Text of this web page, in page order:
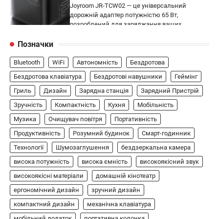
Joyroom JR-TCW02 — це універсальний
дорожній адаптер потужністю 65 Вт,
розроблений для заряджання ваших
5
Бездротовий контролер 8BitDo Lite
SE 2.4G для Xbox
В'ячеслав 2024-09-03
8BitDo Lite SE 2.4G — це компактний
бездротовий контролер, розроблений
спеціально для Xbox. Завдяки своєму…
АУДІО КОЛОНКИ
Бездротова колонка LG XBOOM Go
XG2T
В'ячеслав 2024-09-07
LG XBOOM Go XG2T — це компактна
бездротова колонка, яка поєднує в собі
Позначки
Bluetooth WiFi Автономність
Бездротова
Бездротова клавіатура
Бездротові навушники
Геймінг
Гриль
Дизайн Зарядна станція
Зарядний Пристрій
Зручність
Компактність Кухня
Мобільність
Музика
Очищувач повітря
Портативність
Продуктивність
Розумний будинок
Смарт-годинник
Технології
Шумозаглушення
бездзеркальна камера
висока потужність
висока ємність
високоякісний звук
високоякісні матеріали
домашній кінотеатр
ергономічний дизайн
зручний дизайн
компактний дизайн
механічна клавіатура